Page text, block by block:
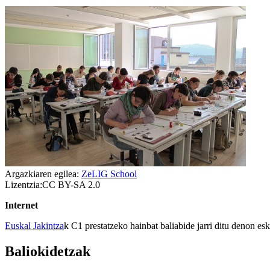
Argazkiaren egilea: ZeLIG School
Lizentzia:CC BY-SA 2.0
Internet
Euskal Jakintzak C1 prestatzeko hainbat baliabide jarri ditu denon
Baliokidetzak